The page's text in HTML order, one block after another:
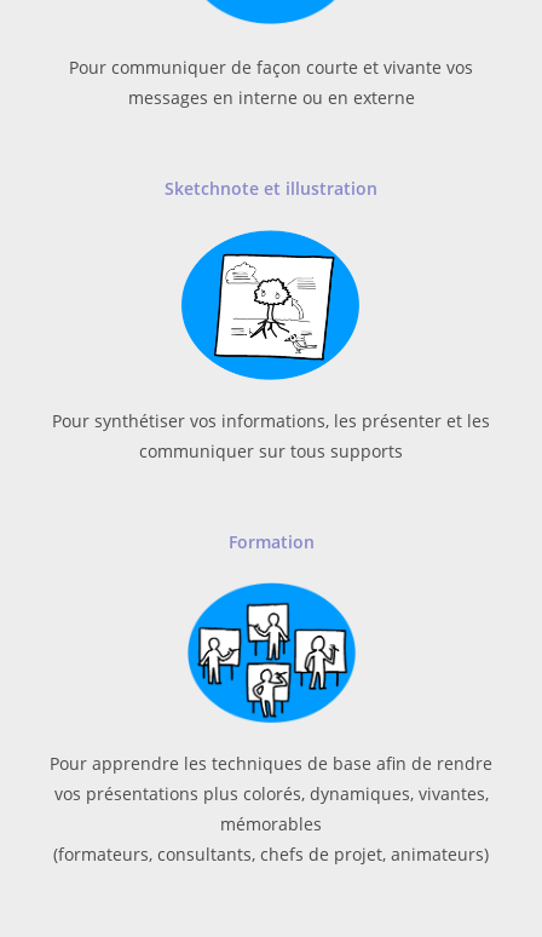
Pour communiquer de façon courte et vivante vos
messages en interne ou en externe
Sketchnote et illustration
Pour synthétiser vos informations, les présenter et les
communiquer sur tous supports
Formation
Pour apprendre les techniques de base afin de rendre
vos présentations plus colorés, dynamiques, vivantes,
mémorables
(formateurs, consultants, chefs de projet, animateurs)